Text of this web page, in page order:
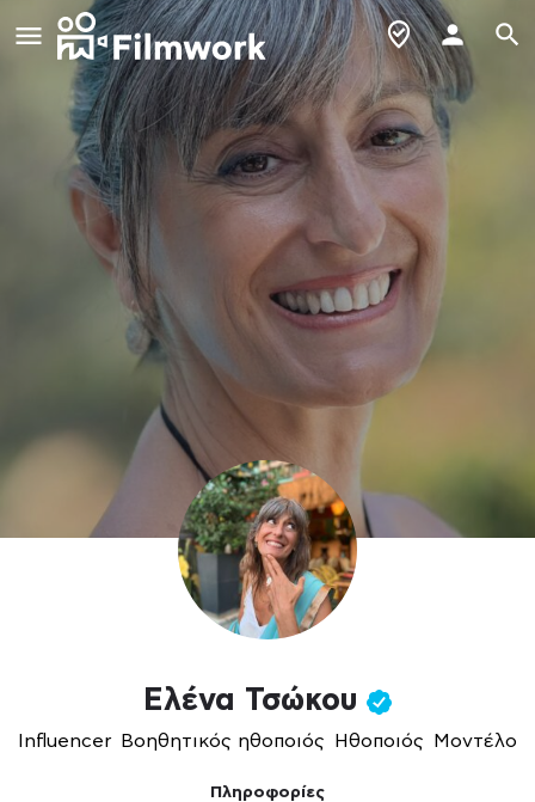
Ελένα Τσώκου
Influencer, Βοηθητικός ηθοποιός Ηθοποιός Μοντέλο
Πληροφορίες